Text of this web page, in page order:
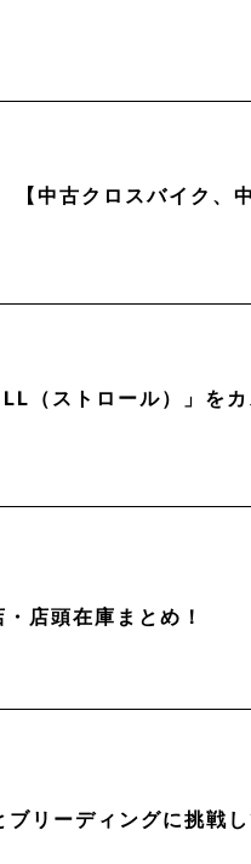
中古クロスバイク、
（ストロール）」をカ
店頭在庫まとめ！
リーディングに挑戦し